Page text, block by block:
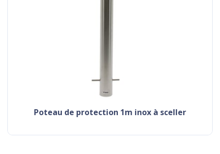
poteau de protection 1m inox à sceller